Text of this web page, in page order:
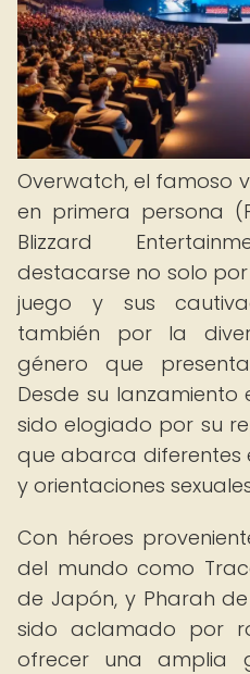
Overwatch, el famoso
en primera persona
Blizzard
destacarse no solo
juego y sus
también por la
género que
Desde su lanzamiento
sido elogiado por su
que abarca diferentes
y orientaciones
Con héroes
del mundo como
de Japón, y Pharah
sido aclamado por
ofrecer una amplia